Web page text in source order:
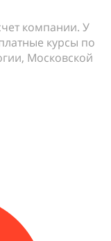
компании. У
курсы по
Московской